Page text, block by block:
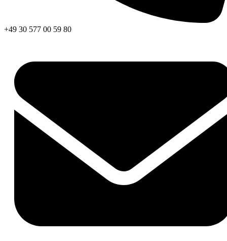
+49 30 577 00 59 80